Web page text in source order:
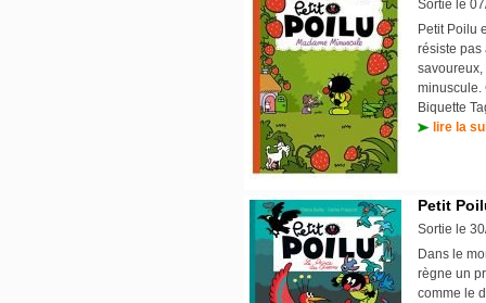
Sortie le
Petit Poilu
résiste pas
minuscule.
Biquette
lire la
Petit
Sortie le
Dans le
règne un
comme le